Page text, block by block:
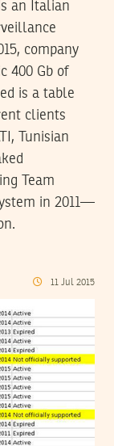
an Italian
company
400 Gb of
is a table
clients
Tunisian
Team
in 2011—
11 Jul 2015